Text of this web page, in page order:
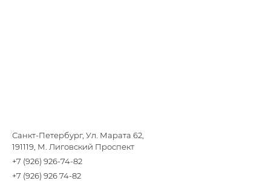
Санкт-Петербург, Ул. Марата 62,
191119, М. Лиговский Проспект
+7 (926) 926-74-82
+7 (926) 926 74-82